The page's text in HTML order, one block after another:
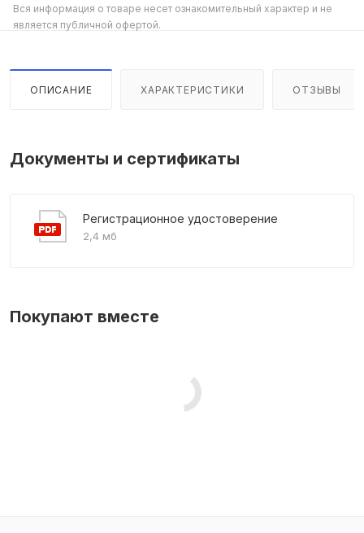
Вся информация о товаре несет ознакомительный характер и не
является публичной офертой.
ОПИСАНИЕ ХАРАКТЕРИСТИКИ ОТЗЫВЫ
Документы и сертификаты
Регистрационное удостоверение
2,4 мб
Покупают вместе